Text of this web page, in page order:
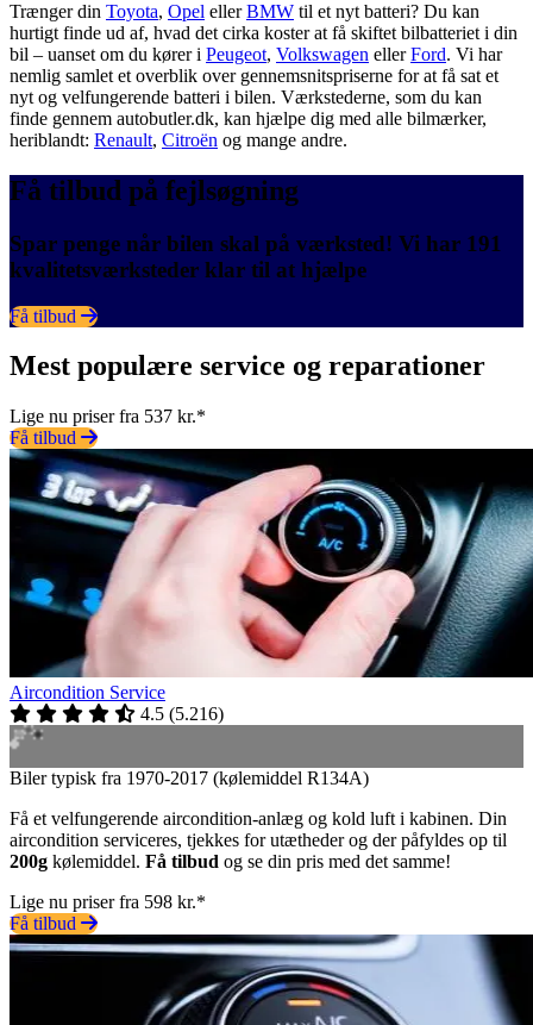
Trænger din Toyota, Opel ellerBMW til et nyt batteri? Du kan
hurtigt finde ud af, hvad det cirka koster at få skiftet bilbatteriet i din
bil – uanset om du kører i Peugeot, Volkswagen ellerFord. Vi har
nemlig samlet et overblik over gennemsnitspriserne for at få sat et
nyt og velfungerende batteri i bilen. Værkstederne, som du kan
finde gennem autobutler.dk, kan hjælpe dig med alle bilmærker,
heriblandt: Renault, Citroën og mange andre.
Få tilbud på fejlsøgning
Spar penge når bilen skal på værksted! Vi har 191
kvalitetsværksteder klar til at hjælpe
Få tilbud
Mest populære service og reparationer
Lige nu priser fra 537 kr.*
Få tilbud
Aircondition Service
4.5 (5.216)
Biler typisk fra 1970-2017 (kølemiddel R134A)
Få et velfungerende aircondition-anlæg og kold luft i kabinen. Din
aircondition serviceres, tjekkes for utætheder og der påfyldes op til
200g kølemiddel. Få tilbud og se din pris med det samme!
Lige nu priser fra 598 kr.*
Få tilbud